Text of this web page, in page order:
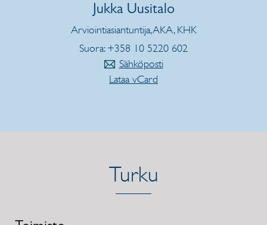
Jukka Uusitalo
Arviointiasiantuntija, AKA, KHK
Suora: +358 10 5220 602
Sähköposti
Lataa vCard
Turku